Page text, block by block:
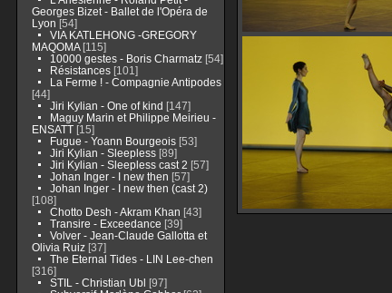
Georges Bizet - Ballet de l'Opéra de
Lyon [54]
VIA KATLEHONG -GREGORY
MAQOMA[115]
10000 gestes - Boris Charmatz[54]
Résistances [101]
La Ferme ! - Compagnie Antipodes
[44]
Jiri Kylian - One of kind [147]
Maguy Marin et Philippe Meirieu -
ENSATT[15]
Fugue - Yoann Bourgeois[53]
Jiri Kylian - Sleepless[89]
Jiri Kylian - Sleepless cast 2 [57]
Johan Inger - I new then [57]
Johan Inger - I new then (cast 2)
[108]
Chotto Desh - Akram Khan [43]
Transire - Exceedance [39]
Volver - Jean-Claude Gallotta et
Olivia Ruiz[37]
The Eternal Tides - LIN Lee-chen
[316]
STIL - Christian Ubl [97]